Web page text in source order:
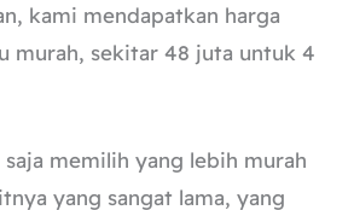
kami mendapatkan harga
murah, sekitar 48 juta untuk 4
saja memilih yang lebih murah
yang sangat lama, yang